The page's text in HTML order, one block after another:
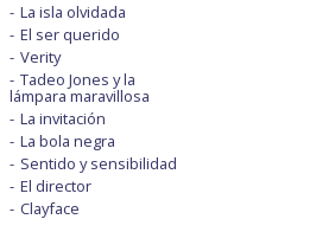
La isla olvidada
El ser querido
Verity
Tadeo Jones y la
lámpara maravillosa
La invitación
La bola negra
Sentido y sensibilidad
El director
Clayface